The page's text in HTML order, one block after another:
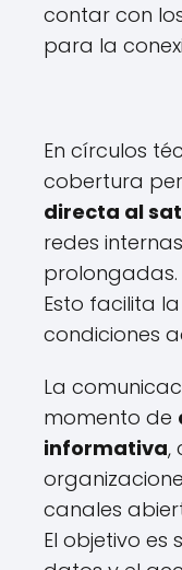
contar con
para la
En círculos
cobertura
directa al
redes
prolongadas.
Esto facilita
condiciones
La
momento de
informativa,
canales
El objetivo es